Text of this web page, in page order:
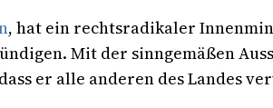
, hat ein rechtsradikaler
Mit der sinngemäßen
er alle anderen des Landes